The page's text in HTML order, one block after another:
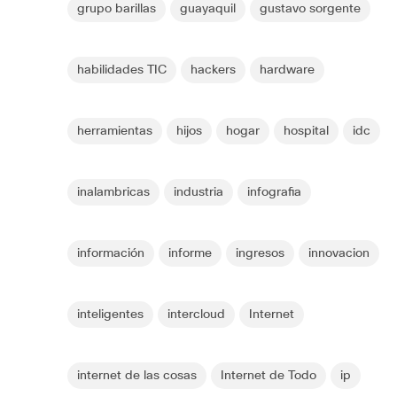
grupo barillas guayaquil gustavo sorgente
habilidades TIC hackers hardware
herramientas hijos hogar hospital idc
inalambricas industria infografia
información informe ingresos innovacion
inteligentes intercloud Internet
internet de las cosas Internet de Todo ip